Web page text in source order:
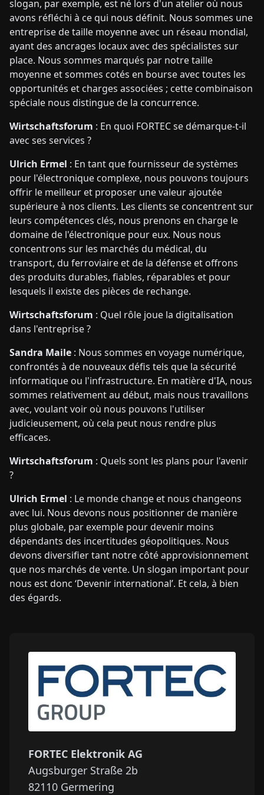
slogan, par exemple, est né lors d'un atelier où nous
avons réfléchi à ce qui nous définit. Nous sommes une
entreprise de taille moyenne avec un réseau mondial,
ayant des ancrages locaux avec des spécialistes sur
place. Nous sommes marqués par notre taille
moyenne et sommes cotés en bourse avec toutes les
opportunités et charges associées ; cette combinaison
spéciale nous distingue de la concurrence.
Wirtschaftsforum : En quoi FORTEC se démarque-t-il
avec ses services ?
Ulrich Ermel : En tant que fournisseur de systèmes
pour l'électronique complexe, nous pouvons toujours
offrir le meilleur et proposer une valeur ajoutée
supérieure à nos clients. Les clients se concentrent sur
leurs compétences clés, nous prenons en charge le
domaine de l'électronique pour eux. Nous nous
concentrons sur les marchés du médical, du
transport, du ferroviaire et de la défense et offrons
des produits durables, fiables, réparables et pour
lesquels il existe des pièces de rechange.
Wirtschaftsforum : Quel rôle joue la digitalisation
dans l'entreprise ?
Sandra Maile : Nous sommes en voyage numérique,
confrontés à de nouveaux défis tels que la sécurité
informatique ou l'infrastructure. En matière d'IA, nous
sommes relativement au début, mais nous travaillons
avec, voulant voir où nous pouvons l'utiliser
judicieusement, où cela peut nous rendre plus
efficaces.
Wirtschaftsforum : Quels sont les plans pour l'avenir
?
Ulrich Ermel : Le monde change et nous changeons
avec lui. Nous devons nous positionner de manière
plus globale, par exemple pour devenir moins
dépendants des incertitudes géopolitiques. Nous
devons diversifier tant notre côté approvisionnement
que nos marchés de vente. Un slogan important pour
nous est donc ‘Devenir international’. Et cela, à bien
des égards.
FORTEC Elektronik AG
Augsburger Straße 2b
82110 Germering